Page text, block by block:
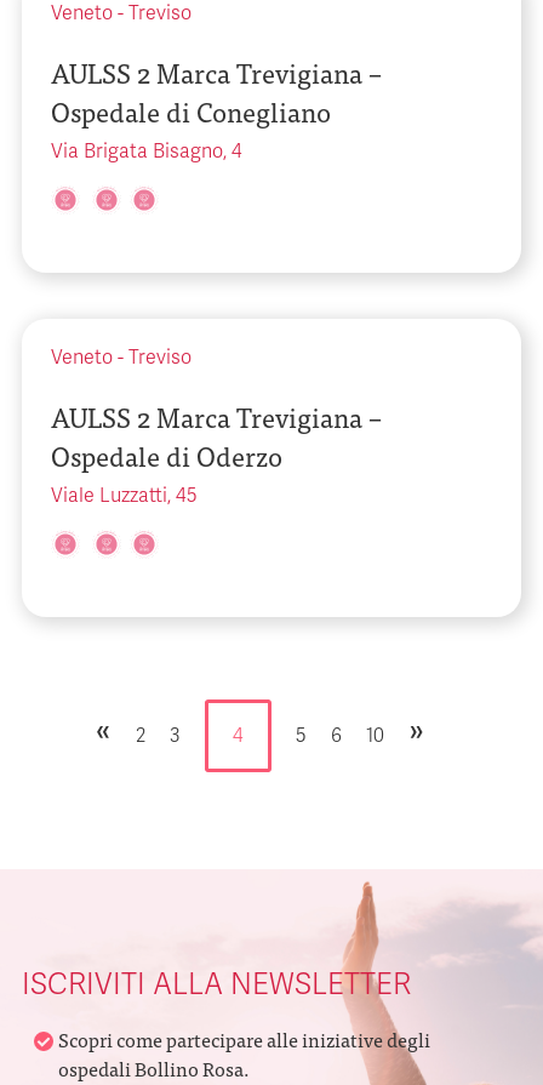
Veneto - Treviso
AULSS 2 Marca Trevigiana –
Ospedale di Conegliano
Via Brigata Bisagno, 4
Veneto - Treviso
AULSS 2 Marca Trevigiana –
Ospedale di Oderzo
Viale Luzzatti, 45
« 2 3 4 5 6 10 »
ISCRIVITI ALLA NEWSLETTER
Scopri come partecipare alle iniziative degli
ospedali Bollino Rosa.